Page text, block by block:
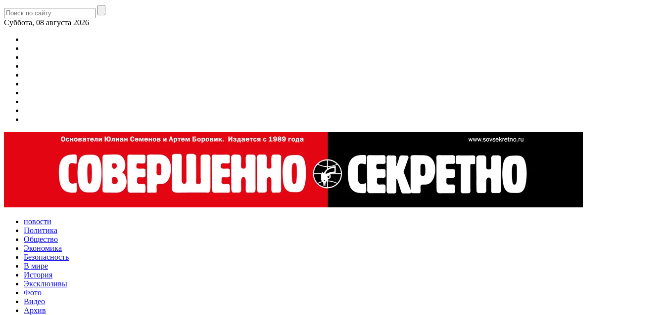
Суббота, 08 августа 2026
новости
Политика
Общество
Экономика
Безопасность
В мире
История
Эксклюзивы
Фото
Видео
Архив